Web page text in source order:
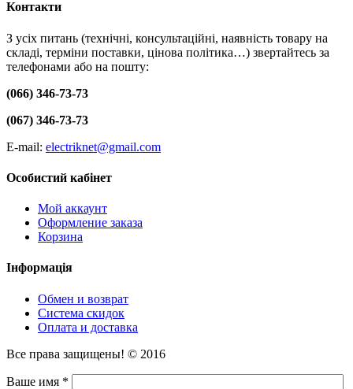
Контакти
З усіх питань (технічні, консультаційні, наявність товару на
складі, терміни поставки, цінова політика…) звертайтесь за
телефонами або на пошту:
(066) 346-73-73
(067) 346-73-73
E-mail: electriknet@gmail.com
Особистий кабінет
Мой аккаунт
Оформление заказа
Корзина
Інформація
Обмен и возврат
Система скидок
Оплата и доставка
Все права защищены! © 2016
Ваше имя *